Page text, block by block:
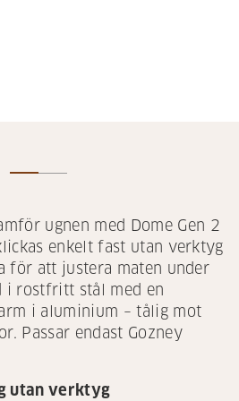
ugnen med Dome Gen 2
enkelt fast utan verktyg
för att justera maten under
i rostfritt stål med en
i aluminium – tålig mot
Passar endast Gozney
utan verktyg